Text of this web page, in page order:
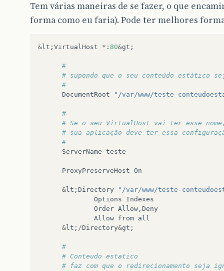
Tem várias maneiras de se fazer, o que
forma como eu faria). Pode ter melhores
& lt ; VirtualHost * : 80&gt ;
#
# supondo que o seu conteúdo estático
#
DocumentRoot
"/var/www/teste-
#
# Se o seu VirtualHost vai ter esse
# sua aplicação deve ter essa
#
ServerName teste
ProxyPreserveHost On
& lt ; Directory
"/var/www/teste-
Options
Indexes
Order Allow , Deny
Allow from all
& lt ; /Directory&gt ;
#
# Conteudo estatico
# faz com que o redirecionamento seja